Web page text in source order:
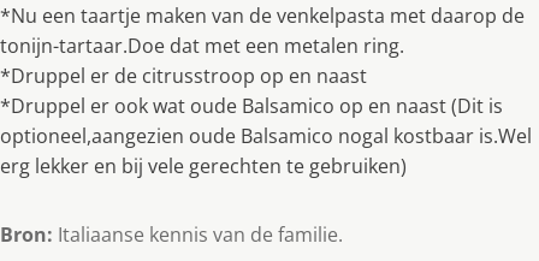
*Nu een taartje maken van de venkelpasta met daarop de
tonijn-tartaar.Doe dat met een metalen ring.
*Druppel er de citrusstroop op en naast
*Druppel er ook wat oude Balsamico op en naast (Dit is
optioneel,aangezien oude Balsamico nogal kostbaar is.Wel
erg lekker en bij vele gerechten te gebruiken)
Bron: Italiaanse kennis van de familie.